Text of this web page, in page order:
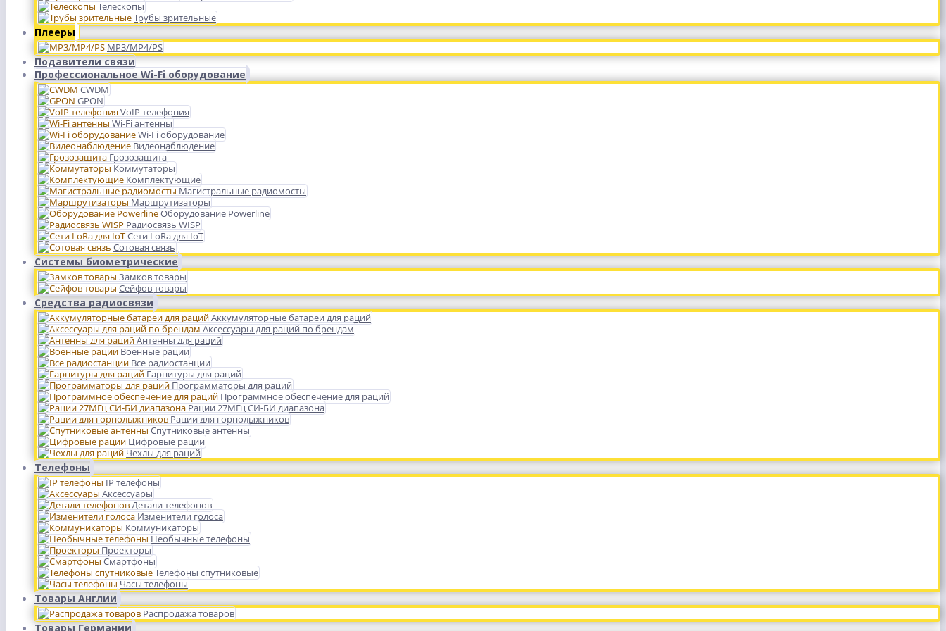
Телескопы
Трубы зрительные
Плееры
MP3/MP4/PS
Подавители связи
Профессиональное Wi-Fi оборудование
CWDM
GPON
VoIP телефония
Wi-Fi антенны
Wi-Fi оборудование
Видеонаблюдение
Грозозащита
Коммутаторы
Комплектующие
Магистральные радиомосты
Маршрутизаторы
Оборудование Powerline
Радиосвязь WISP
Сети LoRa для IoT
Сотовая связь
Системы биометрические
Замков товары
Сейфов товары
Средства радиосвязи
Аккумуляторные батареи для раций
Аксессуары для раций по брендам
Антенны для раций
Военные рации
Все радиостанции
Гарнитуры для раций
Программаторы для раций
Программное обеспечение для раций
Рации 27МГц СИ-БИ диапазона
Рации для горнолыжников
Спутниковые антенны
Цифровые рации
Чехлы для раций
Телефоны
IP телефоны
Аксессуары
Детали телефонов
Изменители голоса
Коммуникаторы
Необычные телефоны
Проекторы
Смартфоны
Телефоны спутниковые
Часы телефоны
Товары Англии
Распродажа товаров
Товары Германии